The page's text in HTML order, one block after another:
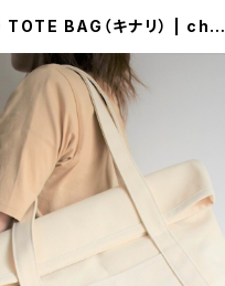
TOTE BAG（キナリ） | cher
ONLINE STORE